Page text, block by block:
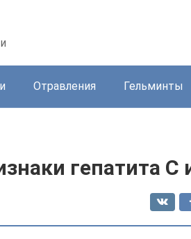
Отравления Гельминты
гепатита С